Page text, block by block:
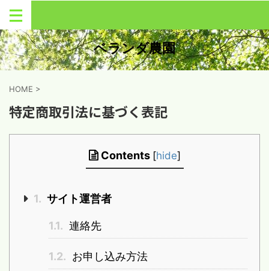
ベランダ農園
HOME >
特定商取引法に基づく表記
Contents [hide]
1. サイト運営者
1.1. 連絡先
1.2. お申し込み方法